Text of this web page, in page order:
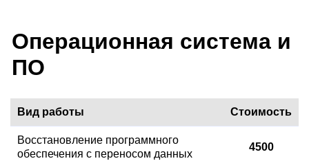
Операционная система и
ПО
Вид работы Стоимость
Восстановление программного
обеспечения с переносом данных
4500